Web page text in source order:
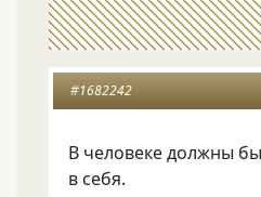
#1682242
В человеке должны
в себя.